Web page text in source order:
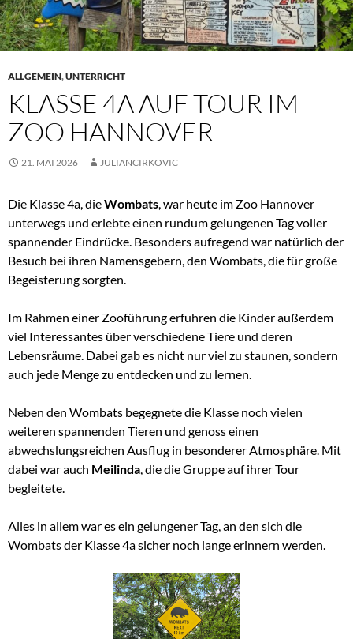
ALLGEMEIN,UNTERRICHT
KLASSE 4A AUF TOUR IM
ZOO HANNOVER
21. MAI 2026 JULIANCIRKOVIC
Die Klasse 4a, dieWombats, war heute im Zoo Hannover
unterwegs und erlebte einen rundum gelungenen Tag voller
spannender Eindrücke. Besonders aufregend war natürlich der
Besuch bei ihren Namensgebern, den Wombats, die für große
Begeisterung sorgten.
Im Rahmen einer Zooführung erfuhren die Kinder außerdem
viel Interessantes über verschiedene Tiere und deren
Lebensräume. Dabei gab es nicht nur viel zu staunen, sondern
auch jede Menge zu entdecken und zu lernen.
Neben den Wombats begegnete die Klasse noch vielen
weiteren spannenden Tieren und genoss einen
abwechslungsreichen Ausflug in besonderer Atmosphäre. Mit
dabei war auch Meilinda, die die Gruppe auf ihrer Tour
begleitete.
Alles in allem war es ein gelungener Tag, an den sich die
Wombats der Klasse 4a sicher noch lange erinnern werden.